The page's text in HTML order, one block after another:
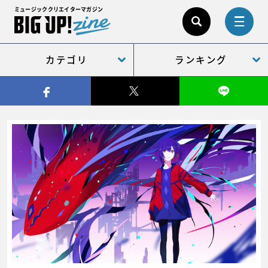
ミュージッククリエイターマガジン
カテゴリ ランキング